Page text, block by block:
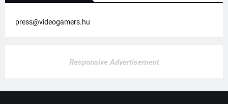
press@videogamers.hu
Responsive Advertisement